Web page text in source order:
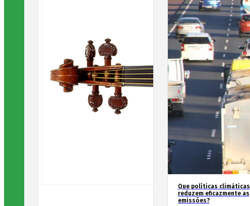
Que políticas climáticas
reduzem eficazmente as
emissões?